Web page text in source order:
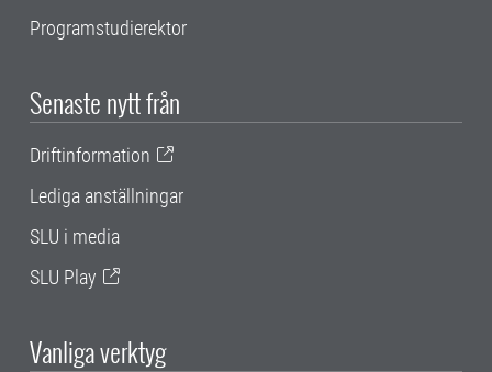
Programstudierektor
Senaste nytt från
Driftinformation
Lediga anställningar
SLU i media
SLU Play
Vanliga verktyg